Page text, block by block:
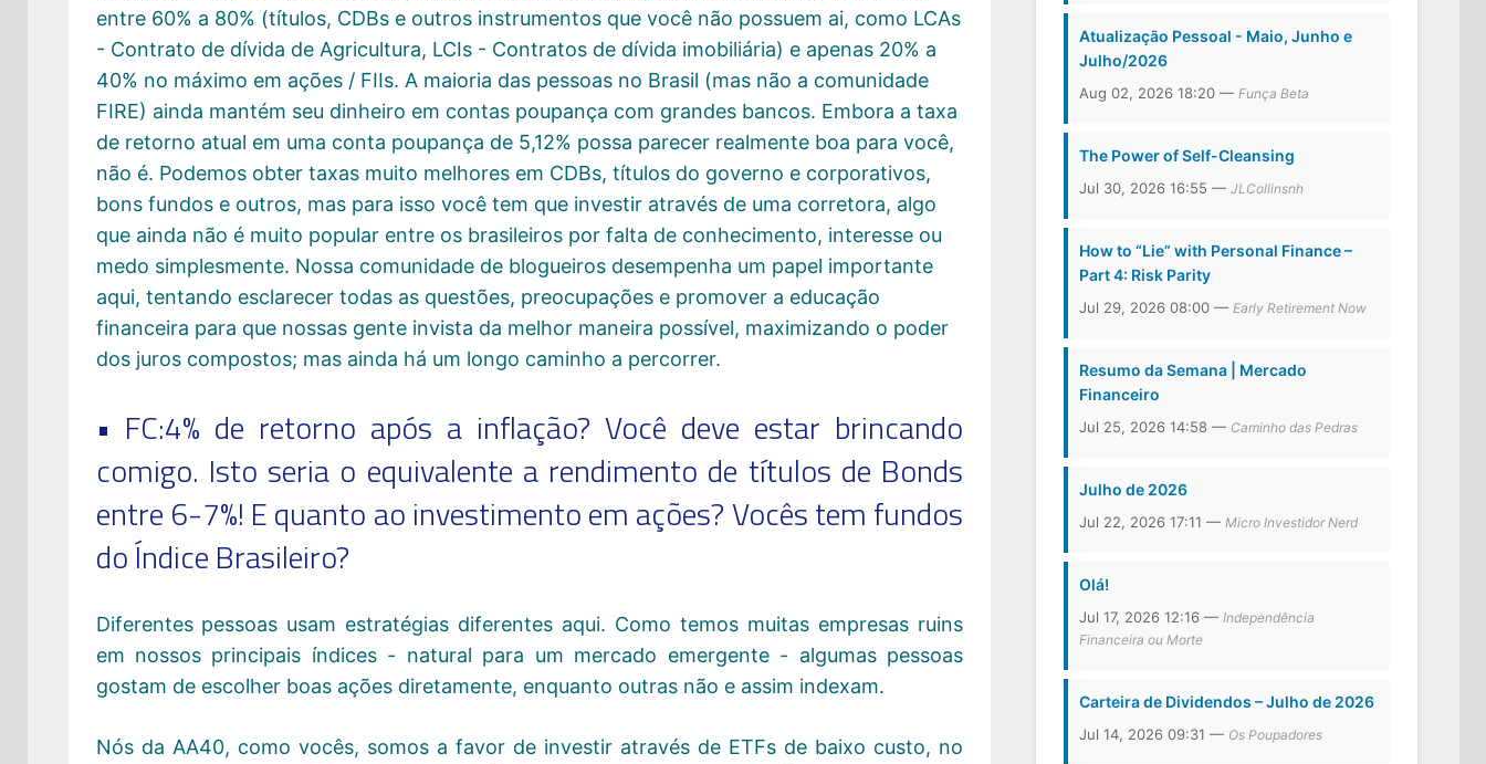
entre 60% a 80% (títulos, CDBs e outros instrumentos que você não possuem ai, como LCAs
- Contrato de dívida de Agricultura, LCIs - Contratos de dívida imobiliária) e apenas 20% a
40% no máximo em ações / FIIs. A maioria das pessoas no Brasil (mas não a comunidade
FIRE) ainda mantém seu dinheiro em contas poupança com grandes bancos. Embora a taxa
de retorno atual em uma conta poupança de 5,12% possa parecer realmente boa para você,
não é. Podemos obter taxas muito melhores em CDBs, títulos do governo e corporativos,
bons fundos e outros, mas para isso você tem que investir através de uma corretora, algo
que ainda não é muito popular entre os brasileiros por falta de conhecimento, interesse ou
medo simplesmente. Nossa comunidade de blogueiros desempenha um papel importante
aqui, tentando esclarecer todas as questões, preocupações e promover a educação
financeira para que nossas gente invista da melhor maneira possível, maximizando o poder
dos juros compostos; mas ainda há um longo caminho a percorrer.
• FC:4% de retorno após a inflação? Você deve estar brincando
comigo. Isto seria o equivalente a rendimento de títulos de Bonds
entre 6-7%! E quanto ao investimento em ações? Vocês tem fundos
do Índice Brasileiro?
Diferentes pessoas usam estratégias diferentes aqui. Como temos muitas empresas ruins
em nossos principais índices - natural para um mercado emergente - algumas pessoas
gostam de escolher boas ações diretamente, enquanto outras não e assim indexam.
Nós da AA40, como vocês, somos a favor de investir através de ETFs de baixo custo, no
Atualização Pessoal - Maio, Junho e
Julho/2026
Aug 02, 2026 18:20 —Funça Beta
The Power of Self-Cleansing
Jul 30, 2026 16:55 —JLCollinsnh
How to “Lie” with Personal Finance –
Part 4: Risk Parity
Jul 29, 2026 08:00 —Early Retirement Now
Resumo da Semana | Mercado
Financeiro
Jul 25, 2026 14:58 — Caminho das Pedras
Julho de 2026
Jul 22, 2026 17:11 —Micro Investidor Nerd
Olá!
Jul 17, 2026 12:16 —Independência
Financeira ou Morte
Carteira de Dividendos – Julho de 2026
Jul 14, 2026 09:31 — Os Poupadores